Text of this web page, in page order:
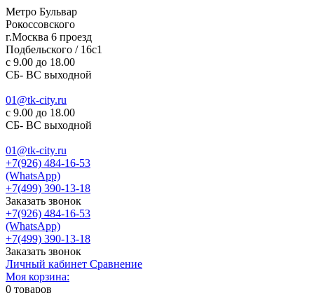
Метро Бульвар
Рокоссовского
г.Москва 6 проезд
Подбельского / 16с1
c 9.00 до 18.00
СБ- ВС выходной
01@tk-city.ru
c 9.00 до 18.00
СБ- ВС выходной
01@tk-city.ru
+7(926) 484-16-53
(WhatsApp)
+7(499) 390-13-18
Заказать звонок
+7(926) 484-16-53
(WhatsApp)
+7(499) 390-13-18
Заказать звонок
Личный кабинет Сравнение
Моя корзина:
0 товаров